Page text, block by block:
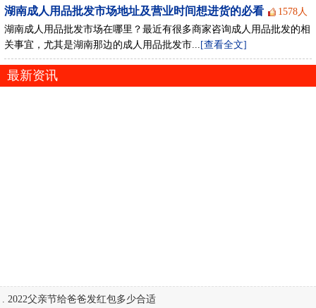
湖南成人用品批发市场地址及营业时间想进货的必看
1578人
湖南成人用品批发市场在哪里？最近有很多商家咨询成人用品批发的相
关事宜，尤其是湖南那边的成人用品批发市... [查看全文]
最新资讯
.2022父亲节给爸爸发红包多少合适